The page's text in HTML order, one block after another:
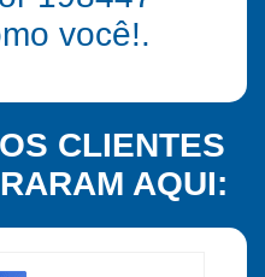
você!.
CLIENTES
AQUI: